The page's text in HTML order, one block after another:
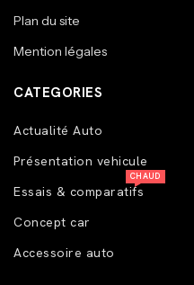
Plan du site
Mention légales
CATEGORIES
Actualité Auto
Présentation vehicule
Essais & comparatifs
CHAUD
Concept car
Accessoire auto